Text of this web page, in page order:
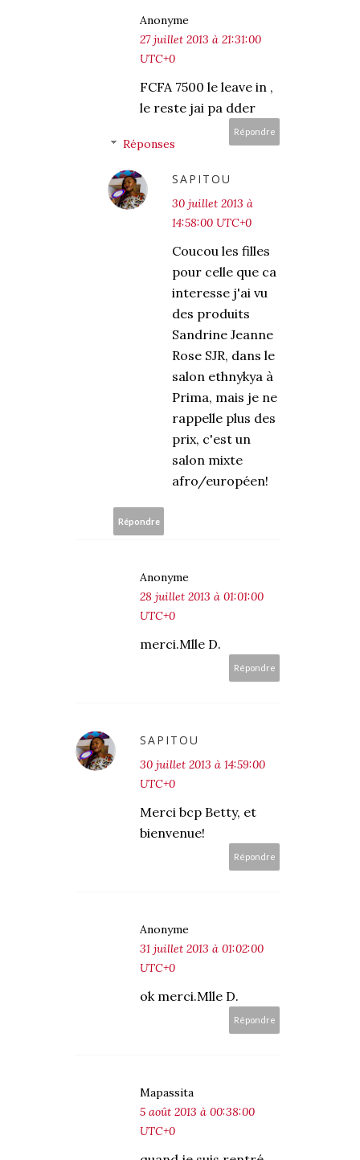
Anonyme
27 juillet 2013 à 21:31:00
UTC+0
FCFA 7500 le leave in ,
le reste jai pa dder
Répondre
Réponses
SAPITOU
30 juillet 2013 à
14:58:00 UTC+0
Coucou les filles
pour celle que ca
interesse j'ai vu
des produits
Sandrine Jeanne
Rose SJR, dans le
salon ethnykya à
Prima, mais je ne
rappelle plus des
prix, c'est un
salon mixte
afro/européen!
Répondre
Anonyme
28 juillet 2013 à 01:01:00
UTC+0
merci.Mlle D.
Répondre
SAPITOU
30 juillet 2013 à 14:59:00
UTC+0
Merci bcp Betty, et
bienvenue!
Répondre
Anonyme
31 juillet 2013 à 01:02:00
UTC+0
ok merci.Mlle D.
Répondre
Mapassita
5 août 2013 à 00:38:00
UTC+0